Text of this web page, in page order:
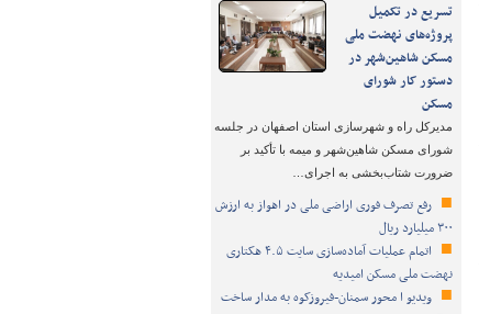
تسریع در تکمیل
پروژه‌های نهضت ملی
مسکن شاهین‌شهر در
دستور کار شورای
مسکن
مدیرکل راه و شهرسازی استان اصفهان در جلسه
شورای مسکن شاهین‌شهر و میمه با تأکید بر
ضرورت شتاب‌بخشی به اجرای…
رفع تصرف فوری اراضی ملی در اهواز به ارزش
۳۰۰ میلیارد ریال
اتمام عملیات آماده‌سازی سایت ۴.۵ هکتاری
نهضت ملی مسکن امیدیه
ویدیو ا محور سمنان-فیروزکوه به مدار ساخت